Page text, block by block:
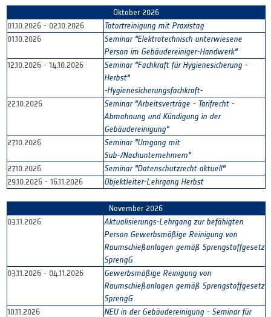
Oktober 2026
01.10.2026 - 02.10.2026
Tatortreinigung mit Praxistag
01.10.2026
Seminar "Elektrotechnisch unterwiesene
Person im Gebäudereiniger-Handwerk"
12.10.2026 - 14.10.2026
Seminar "Fachkraft für Hygienesicherung -
Herbst"
-Hygienesicherungsfachkraft-
22.10.2026
Seminar "Arbeitsverträge - Tarifrecht -
Abmahnung und Kündigung in der
Gebäudereinigung"
27.10.2026
Seminar "Umgang mit
Sub-/Nachunternehmern"
27.10.2026
Seminar "Datenschutzrecht aktuell"
29.10.2026 - 16.11.2026
Objektleiter-Lehrgang Herbst
November 2026
03.11.2026
Aktualisierungs-Lehrgang zur befähigten
Person Gewerbsmäßige Reinigung von
Raumschießanlagen gemäß Sprengstoffgesetz
SprengG
03.11.2026 - 04.11.2026
Gewerbsmäßige Reinigung von
Raumschießanlagen gemäß Sprengstoffgesetz
SprengG
10.11.2026
NEU in der Gebäudereinigung - Seminar für